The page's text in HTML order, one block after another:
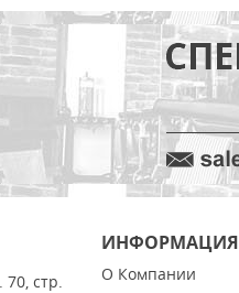
70, стр.
ИНФОРМАЦИЯ
О Компании